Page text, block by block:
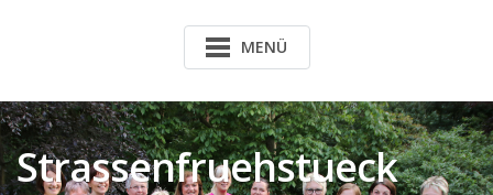
MENÜ
Strassenfruehstueck